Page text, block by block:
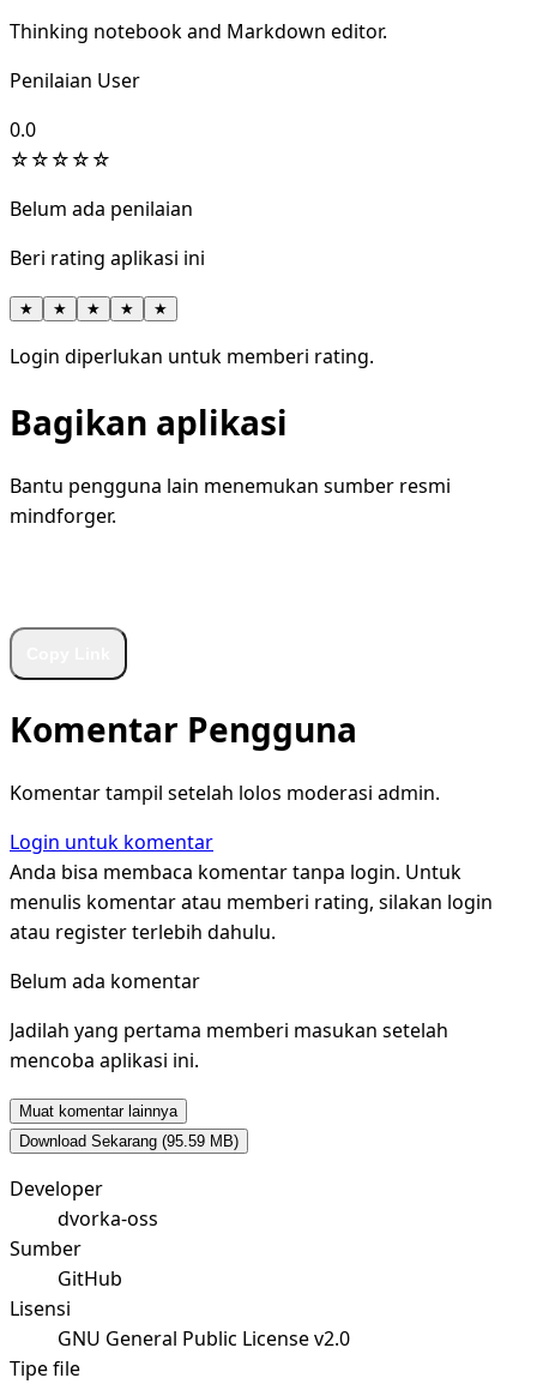
Thinking notebook and Markdown editor.
Penilaian User
0.0
☆☆☆☆☆
Belum ada penilaian
Beri rating aplikasi ini
★ ★ ★ ★ ★
Login diperlukan untuk memberi rating.
Bagikan aplikasi
Bantu pengguna lain menemukan sumber resmi
mindforger.
Komentar Pengguna
Komentar tampil setelah lolos moderasi admin.
Login untuk komentar
Anda bisa membaca komentar tanpa login. Untuk
menulis komentar atau memberi rating, silakan login
atau register terlebih dahulu.
Belum ada komentar
Jadilah yang pertama memberi masukan setelah
mencoba aplikasi ini.
Muat komentar lainnya
Download Sekarang (95.59 MB)
Developer
dvorka-oss
Sumber
GitHub
Lisensi
GNU General Public License v2.0
Tipe file